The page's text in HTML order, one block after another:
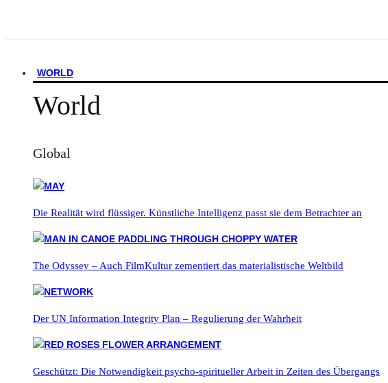
WORLD
World
Global
Die Realität wird flüssiger. Künstliche Intelligenz passt sie dem Betrachter an
The Odyssey – Auch FilmKultur zementiert das materialistische Weltbild
Der UN Information Integrity Plan – Regulierung der Wahrheit
Geschützt: Die Notwendigkeit psycho-spiritueller Arbeit in Zeiten des Übergangs